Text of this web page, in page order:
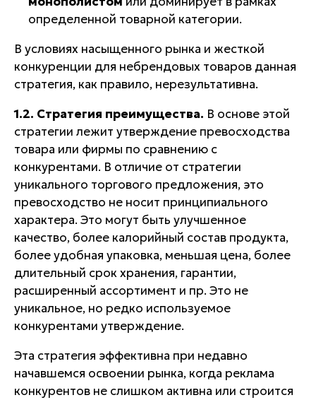
определенной товарной категории.
В условиях насыщенного рынка и жесткой
конкуренции для небрендовых товаров данная
стратегия, как правило, нерезультативна.
1.2. Стратегия преимущества. В основе этой
стратегии лежит утверждение превосходства
товара или фирмы по сравнению с
конкурентами. В отличие от стратегии
уникального торгового предложения, это
превосходство не носит принципиального
характера. Это могут быть улучшенное
качество, более калорийный состав продукта,
более удобная упаковка, меньшая цена, более
длительный срок хранения, гарантии,
расширенный ассортимент и пр. Это не
уникальное, но редко используемое
конкурентами утверждение.
Эта стратегия эффективна при недавно
начавшемся освоении рынка, когда реклама
конкурентов не слишком активна или строится